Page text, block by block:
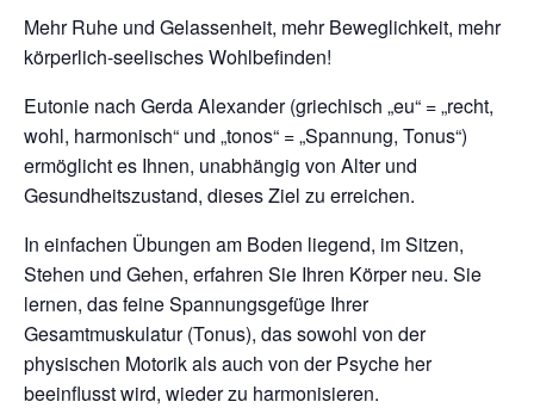
Mehr Ruhe und Gelassenheit, mehr Beweglichkeit, mehr
körperlich-seelisches Wohlbefinden!
Eutonie nach Gerda Alexander (griechisch „eu“ = „recht,
wohl, harmonisch“ und „tonos“ = „Spannung, Tonus“)
ermöglicht es Ihnen, unabhängig von Alter und
Gesundheitszustand, dieses Ziel zu erreichen.
In einfachen Übungen am Boden liegend, im Sitzen,
Stehen und Gehen, erfahren Sie Ihren Körper neu. Sie
lernen, das feine Spannungsgefüge Ihrer
Gesamtmuskulatur (Tonus), das sowohl von der
physischen Motorik als auch von der Psyche her
beeinflusst wird, wieder zu harmonisieren.